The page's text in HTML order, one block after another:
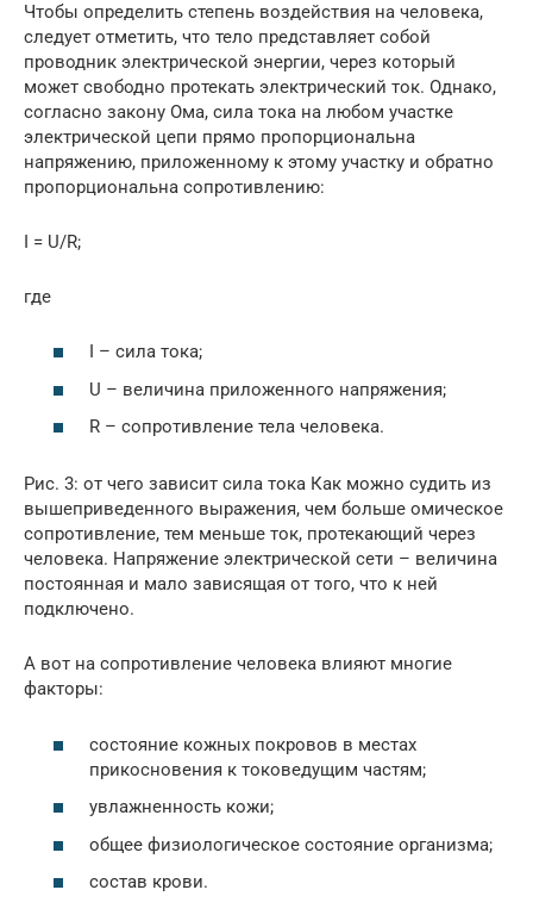
Чтобы определить степень воздействия на человека,
следует отметить, что тело представляет собой
проводник электрической энергии, через который
может свободно протекать электрический ток. Однако,
согласно закону Ома, сила тока на любом участке
электрической цепи прямо пропорциональна
напряжению, приложенному к этому участку и обратно
пропорциональна сопротивлению:
I = U/R;
где
I – сила тока;
U – величина приложенного напряжения;
R – сопротивление тела человека.
Рис. 3: от чего зависит сила тока Как можно судить из
вышеприведенного выражения, чем больше омическое
сопротивление, тем меньше ток, протекающий через
человека. Напряжение электрической сети – величина
постоянная и мало зависящая от того, что к ней
подключено.
А вот на сопротивление человека влияют многие
факторы:
состояние кожных покровов в местах
прикосновения к токоведущим частям;
увлажненность кожи;
общее физиологическое состояние организма;
состав крови.